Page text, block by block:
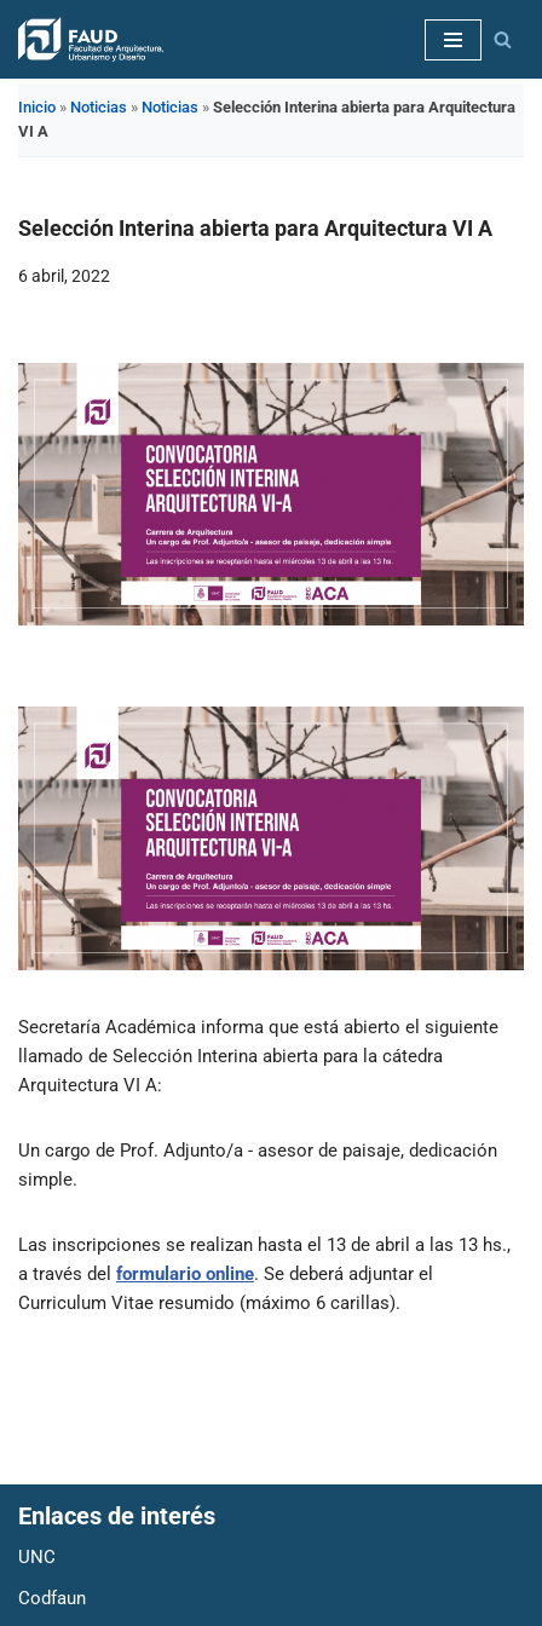
Saltar
contenido
Inicio » Noticias » Noticias » Selección Interina abierta para Arquitectura
VI A
Selección Interina abierta para Arquitectura VI A
6 abril, 2022
Secretaría Académica informa que está abierto el siguiente
llamado de Selección Interina abierta para la cátedra
Arquitectura VI A:
Un cargo de Prof. Adjunto/a - asesor de paisaje, dedicación
simple.
Las inscripciones se realizan hasta el 13 de abril a las 13 hs.,
a través del formulario online. Se deberá adjuntar el
Curriculum Vitae resumido (máximo 6 carillas).
Enlaces de interés
UNC
Codfaun